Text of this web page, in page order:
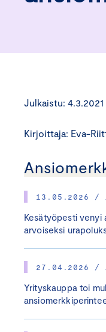
Julkaistu: 4.3.2021
Kirjoittaja: Eva-
13.05.2026 /
Kesätyöpesti venyi
arvoiseksi
27.04.2026 /
Yrityskauppa toi